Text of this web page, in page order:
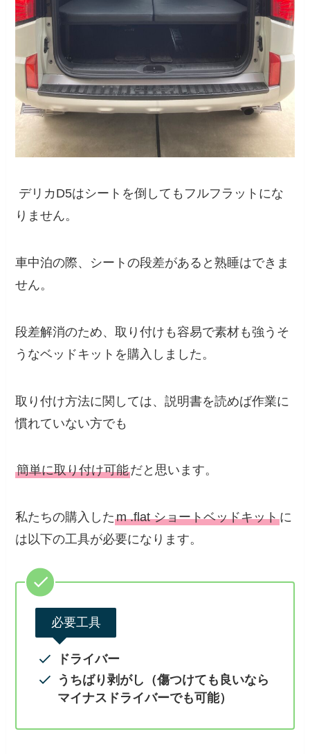
デリカD5はシートを倒してもフルフラットにな
りません。
車中泊の際、シートの段差があると熟睡はできま
せん。
段差解消のため、取り付けも容易で素材も強うそ
うなベッドキットを購入しました。
取り付け方法に関しては、説明書を読めば作業に
慣れていない方でも
簡単に取り付け可能だと思います。
私たちの購入したm .flat ショートベッドキットに
は以下の工具が必要になります。
必要工具
ドライバー
うちばり剥がし（傷つけても良いなら
マイナスドライバーでも可能）